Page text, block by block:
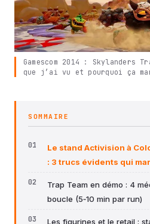
Gamescom 2014 : Skylanders
que j’ai vu et pourquoi ça
SOMMAIRE
Le stand Activision à
: 3 trucs évidents qui
Trap Team en démo : 4
boucle (5‑10 min par run)
Les figurines et le retail :